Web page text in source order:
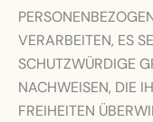
VERARBEITEN, ES
SCHUTZWÜRDIGE
NACHWEISEN, DIE
FREIHEITEN